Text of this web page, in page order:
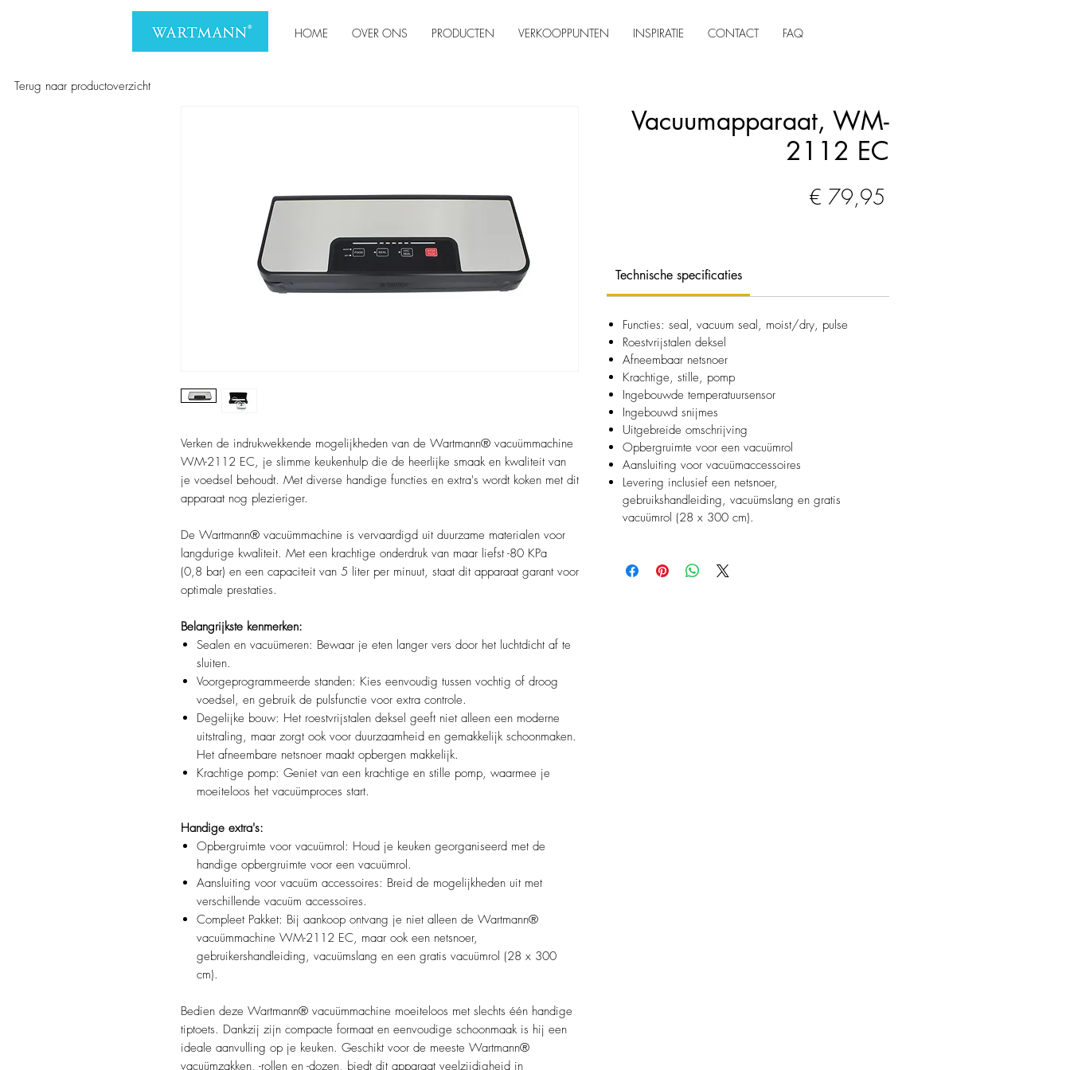
HOME OVER ONS PRODUCTEN VERKOOPPUNTEN INSPIRATIE CONTACT FAQ
Verken de indrukwekkende mogelijkheden van de Wartmann® vacuümmachine
WM-2112 EC, je slimme keukenhulp die de heerlijke smaak en kwaliteit van
je voedsel behoudt. Met diverse handige functies en extra's wordt koken met dit
apparaat nog plezieriger.
De Wartmann® vacuümmachine is vervaardigd uit duurzame materialen voor
langdurige kwaliteit. Met een krachtige onderdruk van maar liefst -80 KPa
(0,8 bar) en een capaciteit van 5 liter per minuut, staat dit apparaat garant voor
optimale prestaties.
Belangrijkste kenmerken:
Sealen en vacuümeren: Bewaar je eten langer vers door het luchtdicht af te
sluiten.
Voorgeprogrammeerde standen: Kies eenvoudig tussen vochtig of droog
voedsel, en gebruik de pulsfunctie voor extra controle.
Degelijke bouw: Het roestvrijstalen deksel geeft niet alleen een moderne
uitstraling, maar zorgt ook voor duurzaamheid en gemakkelijk schoonmaken.
Het afneembare netsnoer maakt opbergen makkelijk.
Krachtige pomp: Geniet van een krachtige en stille pomp, waarmee je
moeiteloos het vacuümproces start.
Handige extra's:
Opbergruimte voor vacuümrol: Houd je keuken georganiseerd met de
handige opbergruimte voor een vacuümrol.
Aansluiting voor vacuüm accessoires: Breid de mogelijkheden uit met
verschillende vacuüm accessoires.
Compleet Pakket: Bij aankoop ontvang je niet alleen de Wartmann®
vacuümmachine WM-2112 EC, maar ook een netsnoer,
gebruikershandleiding, vacuümslang en een gratis vacuümrol (28 x 300
cm).
Bedien deze Wartmann® vacuümmachine moeiteloos met slechts één handige
tiptoets. Dankzij zijn compacte formaat en eenvoudige schoonmaak is hij een
ideale aanvulling op je keuken. Geschikt voor de meeste Wartmann®
vacuümzakken, -rollen en -dozen, biedt dit apparaat veelzijdigheid in
Vacuumapparaat, WM-
2112 EC
€ 79,95
Technische specificaties
Functies: seal, vacuum seal, moist/dry, pulse
Roestvrijstalen deksel
Afneembaar netsnoer
Krachtige, stille, pomp
Ingebouwde temperatuursensor
Ingebouwd snijmes
Uitgebreide omschrijving
Opbergruimte voor een vacuümrol
Aansluiting voor vacuümaccessoires
Levering inclusief een netsnoer,
gebruikshandleiding, vacuümslang en gratis
vacuümrol (28 x 300 cm).
Terug naar productoverzicht